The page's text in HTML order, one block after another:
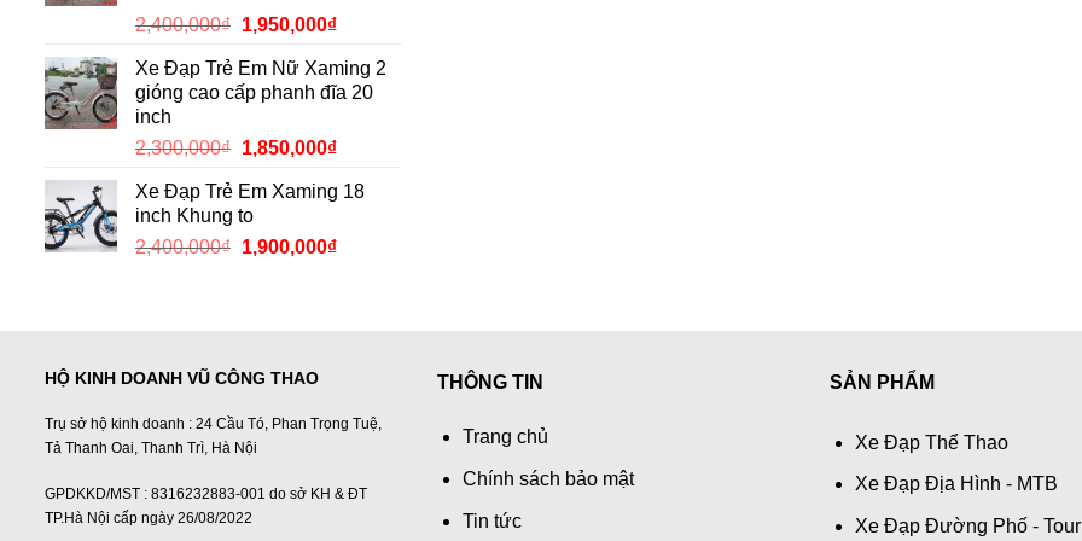
2,400,000₫ Giá
là:
2,400,000₫.
1,950,000₫Giá
tại
là:
Xe Đạp Trẻ Em Nữ Xaming 2
gióng cao cấp phanh đĩa 20
inch
2,300,000₫ Giá
là:
2,300,000₫.
1,850,000₫Giá
tại
1,850,000₫.
Xe Đạp Trẻ Em Xaming 18
inch Khung to
2,400,000₫ Giá
1,900,000₫Giá
HỘ KINH DOANH VŨ CÔNG THAO
Trụ sở hộ kinh doanh : 24 Cầu Tó, Phan Trọng Tuệ,
Tả Thanh Oai, Thanh Trì, Hà Nội
GPDKKD/MST : 8316232883-001 do sở KH & ĐT
TP.Hà Nội cấp ngày 26/08/2022
THÔNG TIN
Trang chủ
Chính sách bảo mật
Tin tức
SẢN PHẨM
Xe Đạp Thể Thao
Xe Đạp Địa Hình - MTB
Xe Đạp Đường Phố -